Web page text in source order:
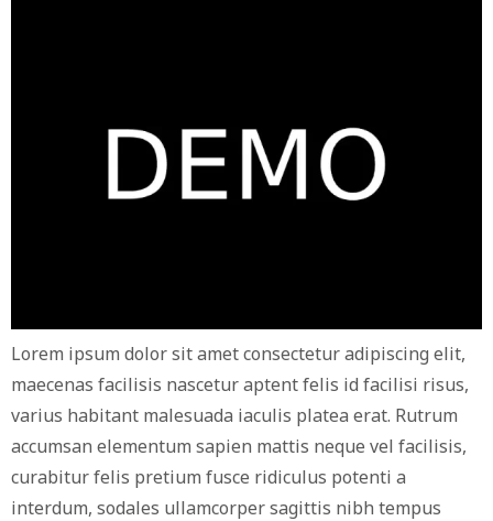
Lorem ipsum dolor sit amet consectetur adipiscing elit,
maecenas facilisis nascetur aptent felis id facilisi risus,
varius habitant malesuada iaculis platea erat. Rutrum
accumsan elementum sapien mattis neque vel facilisis,
curabitur felis pretium fusce ridiculus potenti a
interdum, sodales ullamcorper sagittis nibh tempus